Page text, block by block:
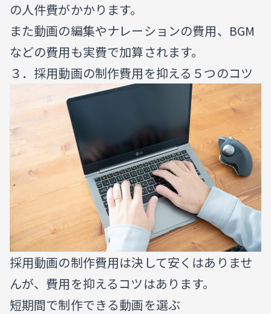
の人件費がかかります。
また動画の編集やナレーションの費用、BGM
などの費用も実費で加算されます。
３．採用動画の制作費用を抑える５つのコツ
採用動画の制作費用は決して安くはありませ
んが、費用を抑えるコツはあります。
短期間で制作できる動画を選ぶ